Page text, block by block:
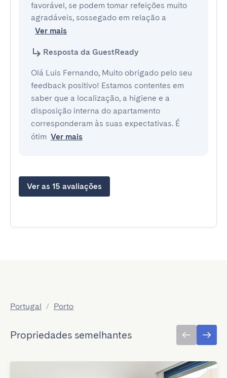
favorável, se podem tomar refeições muito
agradáveis, sossegado em relação a
Ver mais
Resposta da GuestReady
Olá Luis Fernando, Muito obrigado pelo seu
feedback positivo! Estamos contentes em
saber que a localização, a higiene e a
disposição interna do apartamento
corresponderam às suas expectativas. É
ótim Ver mais
Ver as 15 avaliações
Portugal / Porto
Propriedades semelhantes